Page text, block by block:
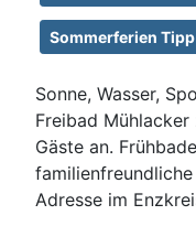
Sommerferien
Sonne, Wasser,
Freibad
Gäste an.
Adresse im